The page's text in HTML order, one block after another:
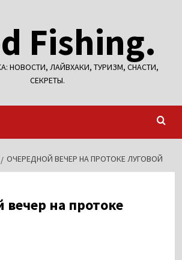
Fishing.
НОВОСТИ, ЛАЙВХАКИ, ТУРИЗМ, СНАСТИ,
СЕКРЕТЫ.
ОЧЕРЕДНОЙ ВЕЧЕР НА ПРОТОКЕ ЛУГОВОЙ
на протоке